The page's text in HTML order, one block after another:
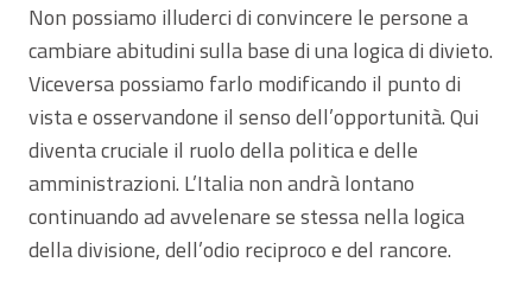
Non possiamo illuderci di convincere le persone a
cambiare abitudini sulla base di una logica di divieto.
Viceversa possiamo farlo modificando il punto di
vista e osservandone il senso dell’opportunità. Qui
diventa cruciale il ruolo della politica e delle
amministrazioni. L’Italia non andrà lontano
continuando ad avvelenare se stessa nella logica
della divisione, dell’odio reciproco e del rancore.